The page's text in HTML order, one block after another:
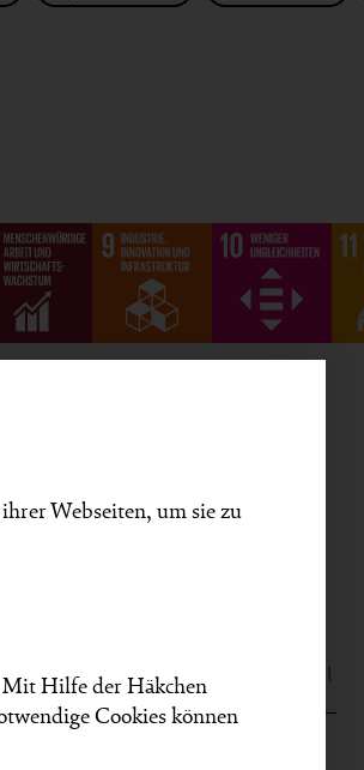
von Wirtschaft, Staat
smarten-muelltonnen/index.html
Webseiten, um sie zu
Mit Hilfe der Häkchen
Cookies können